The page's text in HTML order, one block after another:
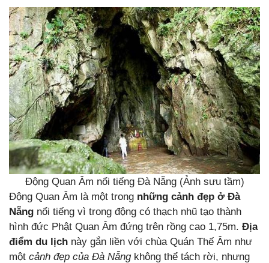
Động Quan Âm nổi tiếng Đà Nẵng (Ảnh sưu tầm)
Động Quan Âm là một trong những cảnh đẹp ở Đà
Nẵng nổi tiếng vì trong động có thạch nhũ tạo thành
hình đức Phật Quan Âm đứng trên rồng cao 1,75m. Địa
điểm du lịch này gắn liền với chùa Quán Thế Âm như
một cảnh đẹp của Đà Nẵngkhông thể tách rời, nhưng